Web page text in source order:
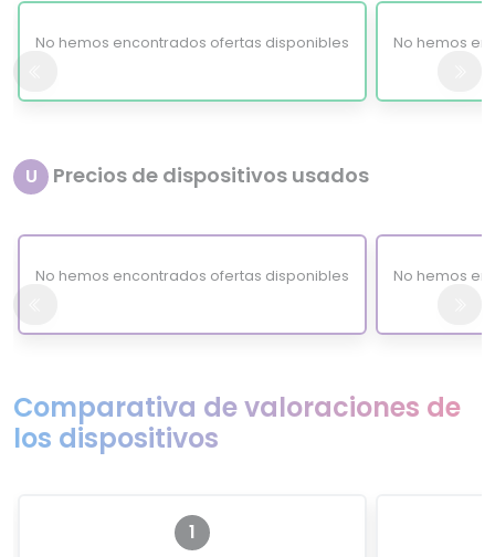
No hemos encontrados ofertas disponibles No hemos
U Precios de dispositivos usados
No hemos encontrados ofertas disponibles No hemos
Comparativa de valoraciones de
los dispositivos
1